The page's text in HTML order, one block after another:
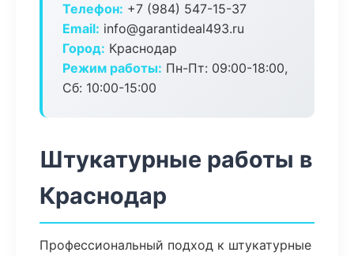
Телефон: +7 (984) 547-15-37
Email: info@garantideal493.ru
Город: Краснодар
Режим работы: Пн-Пт: 09:00-18:00,
Сб: 10:00-15:00
Штукатурные работы в
Краснодар
Профессиональный подход к штукатурные